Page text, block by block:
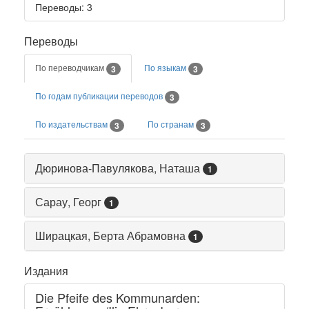
Переводы: 3
Переводы
По переводчикам 3 По языкам 3
По годам публикации переводов 3
По издательствам 3 По странам 3
Дюринова-Павулякова, Наташа 1
Сарау, Георг 1
Ширацкая, Берта Абрамовна 1
Издания
Die Pfeife des Kommunarden: